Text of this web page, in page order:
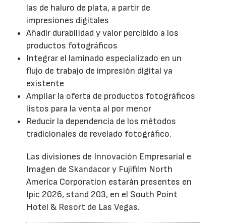
las de haluro de plata, a partir de
impresiones digitales
Añadir durabilidad y valor percibido a los
productos fotográficos
Integrar el laminado especializado en un
flujo de trabajo de impresión digital ya
existente
Ampliar la oferta de productos fotográficos
listos para la venta al por menor
Reducir la dependencia de los métodos
tradicionales de revelado fotográfico.
Las divisiones de Innovación Empresarial e
Imagen de Skandacor y Fujifilm North
America Corporation estarán presentes en
Ipic 2026, stand 203, en el South Point
Hotel & Resort de Las Vegas.